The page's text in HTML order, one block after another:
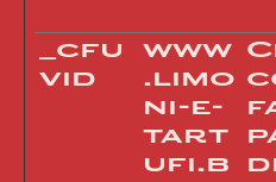
_cfu
vid
www
.limo
ni-e-
tart
ufi.b